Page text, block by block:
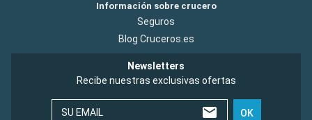
Información sobre crucero
Seguros
Blog Cruceros.es
Newsletters
Recibe nuestras exclusivas ofertas
SU EMAIL OK